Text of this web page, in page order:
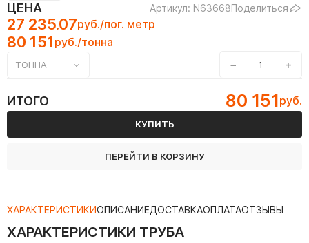
ЦЕНА Артикул: N63668Поделиться
27 235.07руб./пог. метр
80 151 руб./тонна
ТОННА − +
ИТОГО 80 151руб.
КУПИТЬ
ПЕРЕЙТИ В КОРЗИНУ
ХАРАКТЕРИСТИКИОПИСАНИЕДОСТАВКАОПЛАТАОТЗЫВЫ
ХАРАКТЕРИСТИКИ ТРУБА